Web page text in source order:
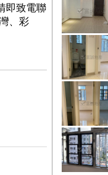
即致電聯
、彩